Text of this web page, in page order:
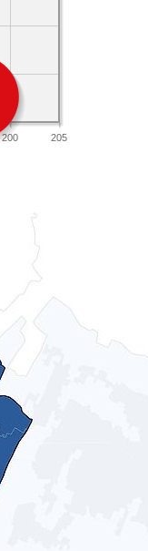
200 205